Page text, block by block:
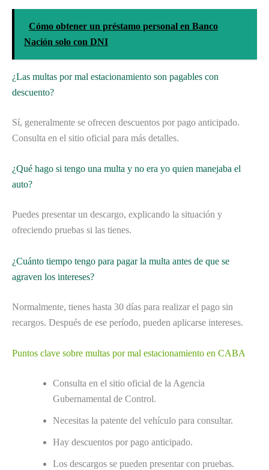
Cómo obtener un préstamo personal en Banco
Nación solo con DNI
¿Las multas por mal estacionamiento son pagables con
descuento?
Sí, generalmente se ofrecen descuentos por pago anticipado.
Consulta en el sitio oficial para más detalles.
¿Qué hago si tengo una multa y no era yo quien manejaba el
auto?
Puedes presentar un descargo, explicando la situación y
ofreciendo pruebas si las tienes.
¿Cuánto tiempo tengo para pagar la multa antes de que se
agraven los intereses?
Normalmente, tienes hasta 30 días para realizar el pago sin
recargos. Después de ese período, pueden aplicarse intereses.
Puntos clave sobre multas por mal estacionamiento en CABA
Consulta en el sitio oficial de la Agencia
Gubernamental de Control.
Necesitas la patente del vehículo para consultar.
Hay descuentos por pago anticipado.
Los descargos se pueden presentar con pruebas.